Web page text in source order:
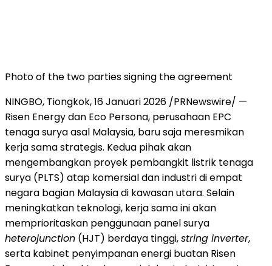
Photo of the two parties signing the agreement
NINGBO, Tiongkok, 16 Januari 2026 /PRNewswire/ —
Risen Energy dan Eco Persona, perusahaan EPC
tenaga surya asal Malaysia, baru saja meresmikan
kerja sama strategis. Kedua pihak akan
mengembangkan proyek pembangkit listrik tenaga
surya (PLTS) atap komersial dan industri di empat
negara bagian Malaysia di kawasan utara. Selain
meningkatkan teknologi, kerja sama ini akan
memprioritaskan penggunaan panel surya
heterojunction (HJT) berdaya tinggi,string inverter,
serta kabinet penyimpanan energi buatan Risen